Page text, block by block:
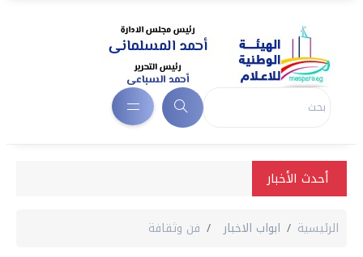
أحدث الأخبار
الرئيسية ابواب الاخبار فن وثقافة